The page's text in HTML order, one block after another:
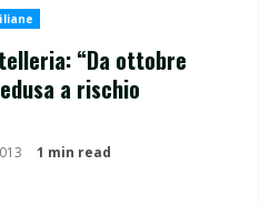
“Da ottobre
a rischio
1 min read